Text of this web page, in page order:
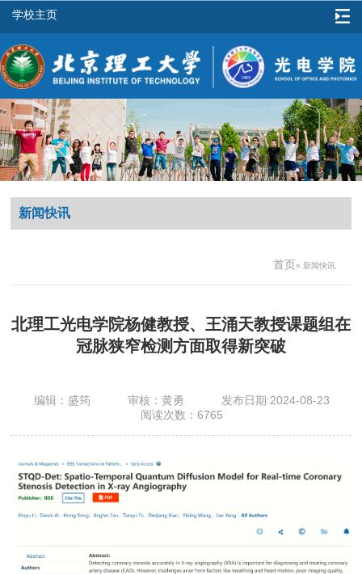
学校主页
新闻快讯
首页» 新闻快讯
北理工光电学院杨健教授、王涌天教授课题组在
冠脉狭窄检测方面取得新突破
编辑：盛筠 审核：黄勇
发布日期:2024-08-23
阅读次数： 6765